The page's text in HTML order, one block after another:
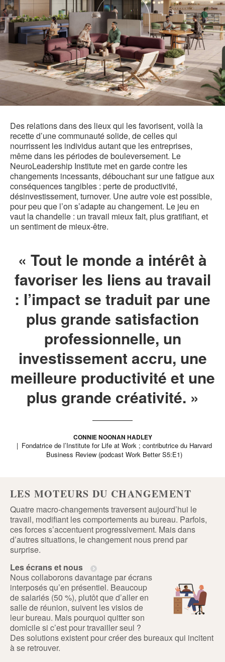
Des relations dans des lieux qui les favorisent, voilà la
recette d’une communauté solide, de celles qui
nourrissent les individus autant que les entreprises,
même dans les périodes de bouleversement. Le
NeuroLeadership Institute met en garde contre les
changements incessants, débouchant sur une fatigue aux
conséquences tangibles : perte de productivité,
désinvestissement, turnover. Une autre voie est possible,
pour peu que l’on s’adapte au changement. Le jeu en
vaut la chandelle : un travail mieux fait, plus gratifiant, et
un sentiment de mieux-être.
« Tout le monde a intérêt à
favoriser les liens au travail
: l’impact se traduit par une
plus grande satisfaction
professionnelle, un
investissement accru, une
meilleure productivité et une
plus grande créativité. »
CONNIE NOONAN HADLEY
Fondatrice de l’Institute for Life at Work ; contributrice du Harvard
Business Review (podcast Work Better S5:E1)
LES MOTEURS DU CHANGEMENT
Quatre macro-changements traversent aujourd’hui le
travail, modifiant les comportements au bureau. Parfois,
ces forces s’accentuent progressivement. Mais dans
d’autres situations, le changement nous prend par
surprise.
Les écrans et nous
Nous collaborons davantage par écrans
interposés qu’en présentiel. Beaucoup
de salariés (50 %), plutôt que d’aller en
salle de réunion, suivent les visios de
leur bureau. Mais pourquoi quitter son
domicile si c’est pour travailler seul ?
Des solutions existent pour créer des bureaux qui incitent
à se retrouver.